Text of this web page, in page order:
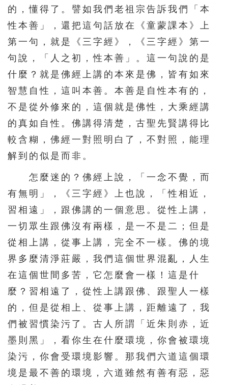
291 292 293 294 295
296 297 298 299 300
301 302 303 304 305
306 307 308 309 310
316 317 318 319 320
321 322 323 324 325
326 327 328 329 330
331 332
336 337 338 339 340
341 342 343 344 345
351 352 353 354 355
356 357 358 359 360
361 362 363 364 365
366 367 368 369 370
371 372 373 374 375
381 382 383 384 385
386 387 388 389 390
的，懂得了。譬如我們老祖宗告訴我們「本
性本善」，還把這句話放在《童蒙課本》上
第一句，就是《三字經》，《三字經》第一
句說，「人之初，性本善」。這一句說的是
什麼？就是佛經上講的本來是佛，皆有如來
智慧自性，這叫本善。本善是自性本有的，
不是從外修來的，這個就是佛性，大乘經講
的真如自性。佛講得清楚，古聖先賢講得比
較含糊，佛經一對照明白了，不對照，能理
解到的似是而非。
怎麼迷的？佛經上說，「一念不覺，而
有無明」，《三字經》上也說，「性相近，
習相遠」，跟佛講的一個意思。從性上講，
一切眾生跟佛沒有兩樣，是一不是二；但是
從相上講，從事上講，完全不一樣。佛的境
界多麼清淨莊嚴，我們這個世界混亂，人生
在這個世間多苦，它怎麼會一樣！這是什
麼？習相遠了，從性上講跟佛、跟聖人一樣
的，但是從相上、從事上講，距離遠了，我
們被習慣染污了。古人所謂「近朱則赤，近
墨則黑」，看你生在什麼環境，你會被環境
染污，你會受環境影響。那我們六道這個環
境是最不善的環境，六道雖然有善有惡，惡